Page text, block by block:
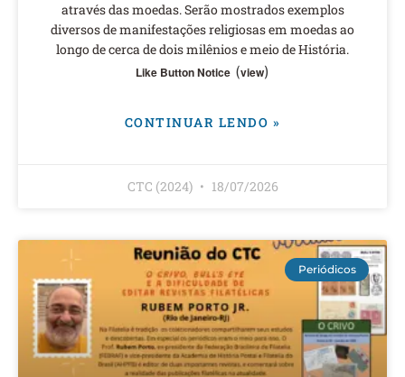
através das moedas. Serão mostrados exemplos
diversos de manifestações religiosas em moedas ao
longo de cerca de dois milênios e meio de História.
Like Button Notice (view)
CONTINUAR LENDO »
CTC (2024) 18/07/2026
Periódicos